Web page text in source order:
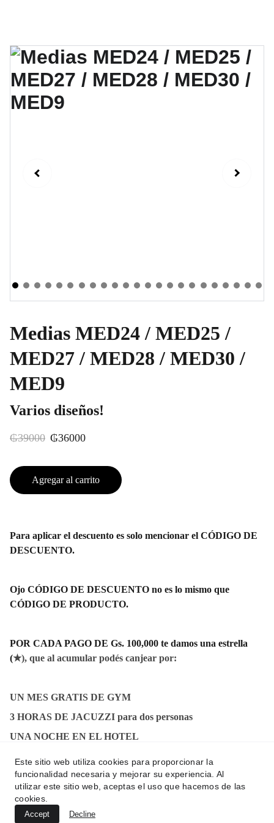
Medias MED24 / MED25 /
MED27 / MED28 / MED30 /
MED9
Varios diseños!
₲39000 ₲36000
Agregar al carrito
Para aplicar el descuento es solo mencionar el CÓDIGO DE
DESCUENTO.
Ojo CÓDIGO DE DESCUENTO no es lo mismo que
CÓDIGO DE PRODUCTO.
POR CADA PAGO DE Gs. 100,000 te damos una estrella
(★), que al acumular podés canjear por:
UN MES GRATIS DE GYM
3 HORAS DE JACUZZI para dos personas
UNA NOCHE EN EL HOTEL
Este sitio web utiliza cookies para proporcionar la
funcionalidad necesaria y mejorar su experiencia. Al
utilizar este sitio web, aceptas el uso que hacemos de las
cookies.
Accept Decline